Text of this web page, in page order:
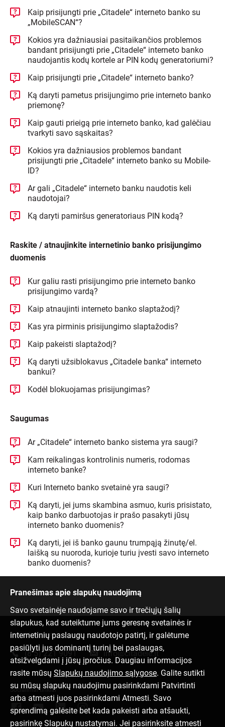
Kaip prisijungti prie „Citadele“ interneto banko su
„MobileSCAN“?
Kokios yra dažniausiai pasitaikančios problemos
bandant prisijungti prie „Citadele“ interneto banko
naudojantis kodų kortele ar PIN kodų generatoriumi?
Kaip prisijungti prie „Citadele“ interneto banko?
Ką daryti pametus prisijungimo prie interneto banko
priemonę?
Kaip gauti prieigą prie interneto banko, kad galėčiau
tvarkyti savo sąskaitas?
Kokios yra dažniausios problemos bandant
prisijungti prie „Citadele“ interneto banko su Mobile-
ID?
Ar gali „Citadele“ interneto banku naudotis keli
naudotojai?
Ką daryti pamiršus generatoriaus PIN kodą?
Raskite / atnaujinkite internetinio banko prisijungimo
duomenis
Kur galiu rasti prisijungimo prie interneto banko
prisijungimo vardą?
Kaip atnaujinti interneto banko slaptažodį?
Kas yra pirminis prisijungimo slaptažodis?
Kaip pakeisti slaptažodį?
Ką daryti užsiblokavus „Citadele banka“ interneto
bankui?
Kodėl blokuojamas prisijungimas?
Saugumas
Ar „Citadele“ interneto banko sistema yra saugi?
Kam reikalingas kontrolinis numeris, rodomas
interneto banke?
Kuri Interneto banko svetainė yra saugi?
Ką daryti, jei jums skambina asmuo, kuris prisistato,
kaip banko darbuotojas ir prašo pasakyti jūsų
interneto banko duomenis?
Ką daryti, jei iš banko gaunu trumpąją žinutę/el.
laišką su nuoroda, kurioje turiu įvesti savo interneto
banko duomenis?
Pranešimas apie slapukų naudojimą
Savo svetainėje naudojame savo ir trečiųjų šalių
slapukus, kad suteiktume jums geresnę svetainės ir
internetinių paslaugų naudotojo patirtį, ir galėtume
pasiūlyti jus dominantį turinį bei paslaugas,
atsižvelgdami į jūsų įpročius. Daugiau informacijos
rasite mūsų Slapukų naudojimo sąlygose. Galite sutikti
su mūsų slapukų naudojimu pasirinkdami Patvirtinti
arba atmesti juos pasirinkdami Atmesti. Savo
sprendimą galėsite bet kada pakeisti arba atšaukti,
pasirinkę Slapukų nustatymai. Jei pasirinksite atmesti
Susisiek su mumis
(8 5) 221 9091 info@citadele.lt
Socialiniai tinklai